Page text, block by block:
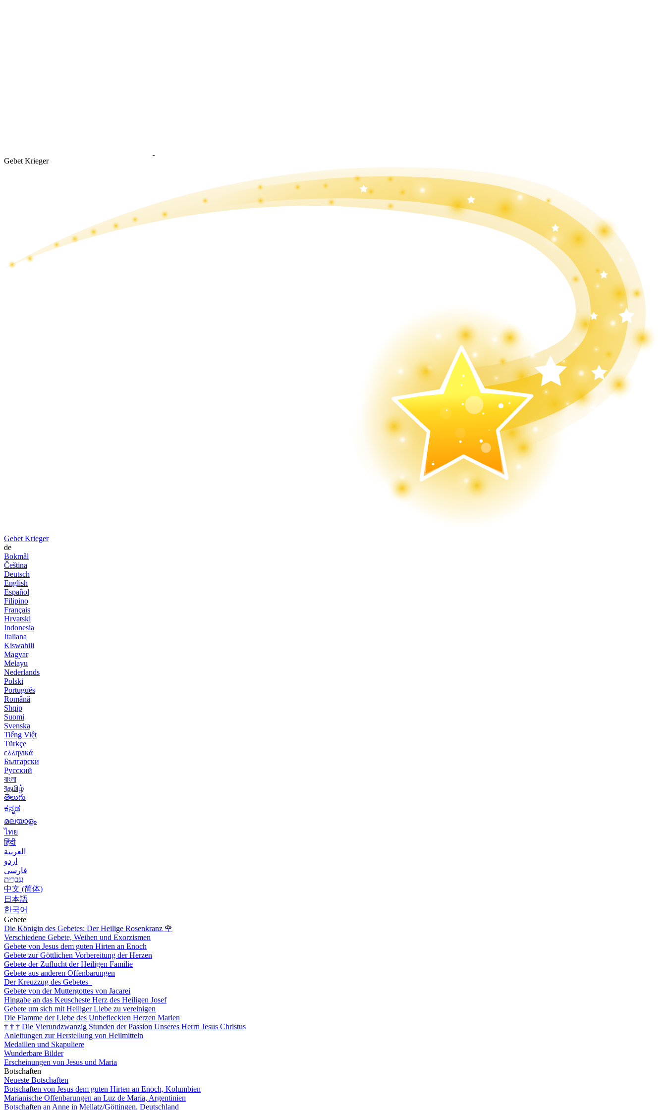
Gebet Krieger
Gebet Krieger
de
Bokmål
Čeština
Deutsch
English
Español
Filipino
Français
Hrvatski
Indonesia
Italiana
Kiswahili
Magyar
Melayu
Nederlands
Polski
Português
Română
Shqip
Suomi
Svenska
Tiếng Việt
Türkçe
ελληνικά
Български
Русский
বাংলা
বதமிழ்
తెలుగు
ಕನ್ನಡ
മലയാളം
ไทย
हिंदी
العربية
اردو
فارسی
עִברִית
中文 (简体)
日本語
한국어
Gebete
Die Königin des Gebetes: Der Heilige Rosenkranz 🌹
Verschiedene Gebete, Weihen und Exorzismen
Gebete von Jesus dem guten Hirten an Enoch
Gebete zur Göttlichen Vorbereitung der Herzen
Gebete der Zuflucht der Heiligen Familie
Gebete aus anderen Offenbarungen
Der Kreuzzug des Gebetes
Gebete von der Muttergottes von Jacarei
Hingabe an das Keuscheste Herz des Heiligen Josef
Gebete um sich mit Heiliger Liebe zu vereinigen
Die Flamme der Liebe des Unbefleckten Herzen Marien
† † † Die Vierundzwanzig Stunden der Passion Unseres Herrn Jesus Christus
Anleitungen zur Herstellung von Heilmitteln
Medaillen und Skapuliere
Wunderbare Bilder
Erscheinungen von Jesus und Maria
Botschaften
Neueste Botschaften
Botschaften von Jesus dem guten Hirten an Enoch, Kolumbien
Marianische Offenbarungen an Luz de Maria, Argentinien
Botschaften an Anne in Mellatz/Göttingen, Deutschland